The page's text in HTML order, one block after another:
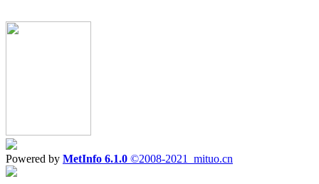
Powered by MetInfo 6.1.0 ©2008-2021 mituo.cn